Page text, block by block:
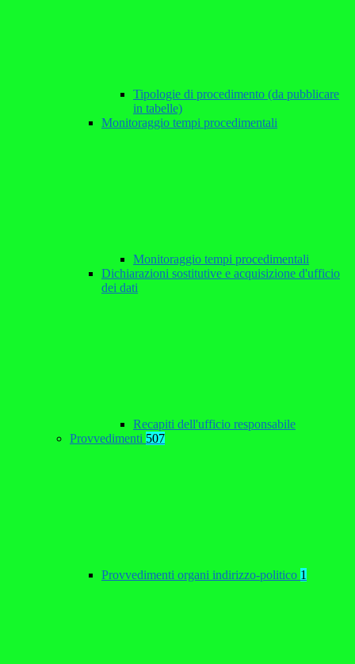
Tipologie di procedimento (da pubblicare
in tabelle)
Monitoraggio tempi procedimentali
Monitoraggio tempi procedimentali
Dichiarazioni sostitutive e acquisizione d'ufficio
dei dati
Recapiti dell'ufficio responsabile
Provvedimenti 507
Provvedimenti organi indirizzo-politico 1